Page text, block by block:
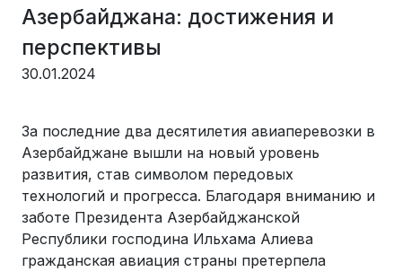
Азербайджана: достижения и
перспективы
30.01.2024
За последние два десятилетия авиаперевозки в
Азербайджане вышли на новый уровень
развития, став символом передовых
технологий и прогресса. Благодаря вниманию и
заботе Президента Азербайджанской
Республики господина Ильхама Алиева
гражданская авиация страны претерпела